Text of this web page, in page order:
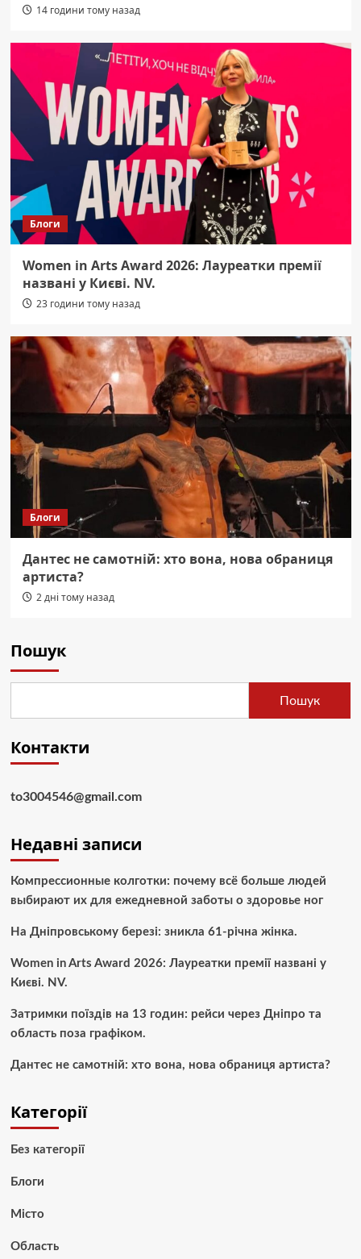
14 години тому назад
Блоги
Women in Arts Award 2026: Лауреатки премії
названі у Києві. NV.
23 години тому назад
Блоги
Дантес не самотній: хто вона, нова обраниця
артиста?
2 дні тому назад
Пошук
Пошук
Контакти
to3004546@gmail.com
Недавні записи
Компрессионные колготки: почему всё больше людей
выбирают их для ежедневной заботы о здоровье ног
На Дніпровському березі: зникла 61-річна жінка.
Women in Arts Award 2026: Лауреатки премії названі у
Києві. NV.
Затримки поїздів на 13 годин: рейси через Дніпро та
область поза графіком.
Дантес не самотній: хто вона, нова обраниця артиста?
Категорії
Без категорії
Блоги
Місто
Область